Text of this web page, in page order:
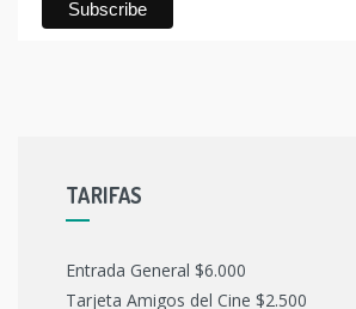
TARIFAS
Entrada General $6.000
Tarjeta Amigos del Cine $2.500